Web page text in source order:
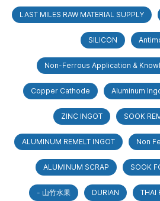
LAST MILES RAW MATERIAL SUPPLY
SILICON
Non-Ferrous Application &
Copper Cathode Aluminum
ZINC INGOT SOOK
ALUMINUM REMELT INGOT Non
ALUMINUM SCRAP SOOK
- 山竹水果 DURIAN THAI